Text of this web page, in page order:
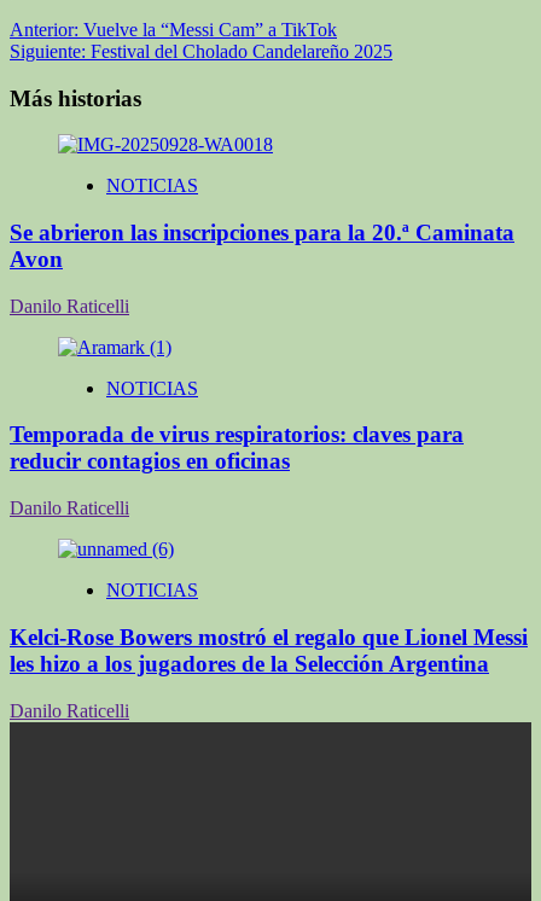
Navegación
de
entradas
Anterior: Vuelve la “Messi Cam” a TikTok
Siguiente: Festival del Cholado Candelareño 2025
Más historias
NOTICIAS
Se abrieron las inscripciones para la 20.ª Caminata
Avon
Danilo Raticelli
NOTICIAS
Temporada de virus respiratorios: claves para
reducir contagios en oficinas
Danilo Raticelli
NOTICIAS
Kelci-Rose Bowers mostró el regalo que Lionel Messi
les hizo a los jugadores de la Selección Argentina
Danilo Raticelli